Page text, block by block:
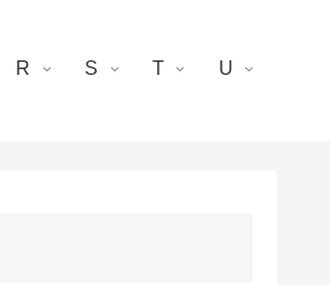
R S T U